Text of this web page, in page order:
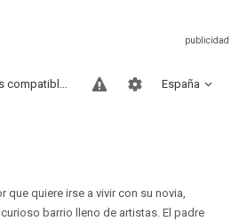
España
Sitios compatibles
que quiere irse a vivir con su novia,
barrio lleno de artistas. El padre